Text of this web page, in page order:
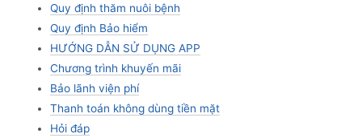
Quy định thăm nuôi bệnh
Quy định Bảo hiểm
HƯỚNG DẪN SỬ DỤNG APP
Chương trình khuyến mãi
Bảo lãnh viện phí
Thanh toán không dùng tiền mặt
Hỏi đáp